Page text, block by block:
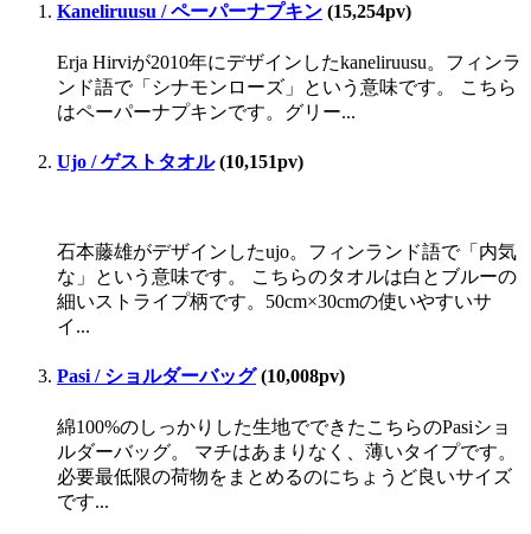
Kaneliruusu / ペーパーナプキン (15,254pv)
Erja Hirviが2010年にデザインしたkaneliruusu。フィンラ
ンド語で「シナモンローズ」という意味です。 こちら
はペーパーナプキンです。グリー...
Ujo / ゲストタオル(10,151pv)
石本藤雄がデザインしたujo。フィンランド語で「内気
な」という意味です。 こちらのタオルは白とブルーの
細いストライプ柄です。50cm×30cmの使いやすいサ
イ...
Pasi / ショルダーバッグ(10,008pv)
綿100%のしっかりした生地でできたこちらのPasiショ
ルダーバッグ。 マチはあまりなく、薄いタイプです。
必要最低限の荷物をまとめるのにちょうど良いサイズ
です...